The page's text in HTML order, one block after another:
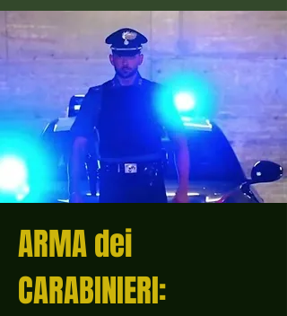
ARMA dei
CARABINIERI: